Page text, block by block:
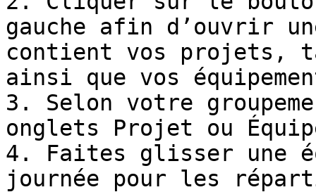
gauche afin d’ouvrir
contient vos projets,
ainsi que vos
3. Selon votre
onglets Projet ou
4. Faites glisser une
journée pour les